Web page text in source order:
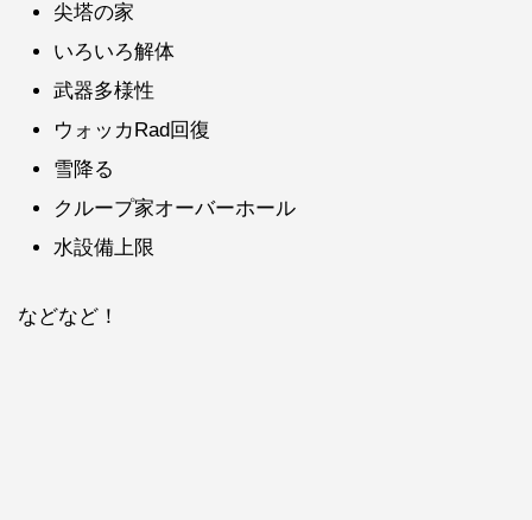
尖塔の家
いろいろ解体
武器多様性
ウォッカRad回復
雪降る
クループ家オーバーホール
水設備上限
などなど！